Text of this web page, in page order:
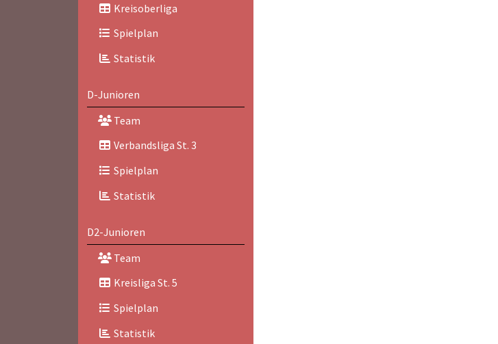
Kreisoberliga
Spielplan
Statistik
D-Junioren
Team
Verbandsliga St. 3
Spielplan
Statistik
D2-Junioren
Team
Kreisliga St. 5
Spielplan
Statistik